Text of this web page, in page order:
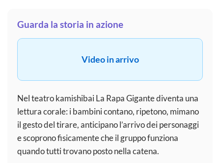
Guarda la storia in azione
Video in arrivo
Nel teatro kamishibai La Rapa Gigante diventa una
lettura corale: i bambini contano, ripetono, mimano
il gesto del tirare, anticipano l’arrivo dei personaggi
e scoprono fisicamente che il gruppo funziona
quando tutti trovano posto nella catena.